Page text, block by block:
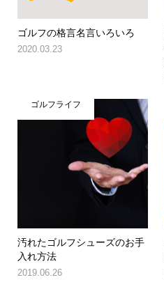
ゴルフの格言名言いろいろ
2020.03.23
ゴルフライフ
汚れたゴルフシューズのお手
入れ方法
2019.06.26